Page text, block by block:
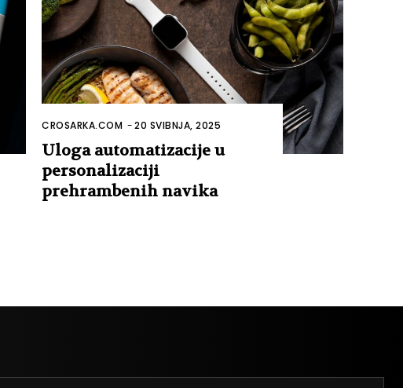
CROSARKA.COM -20 SVIBNJA, 2025
Uloga automatizacije u
personalizaciji
prehrambenih navika